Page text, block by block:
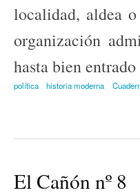
localidad, aldea
organización
hasta bien
política historia moderna
El Cañón nº 8